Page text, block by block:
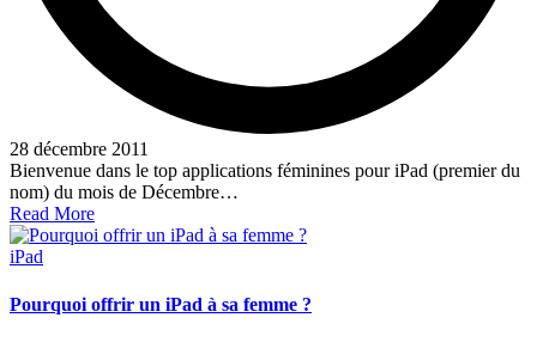
28 décembre 2011
Bienvenue dans le top applications féminines pour iPad (premier du
nom) du mois de Décembre…
Read More
Posted
iPad
Pourquoi offrir un iPad à sa femme ?